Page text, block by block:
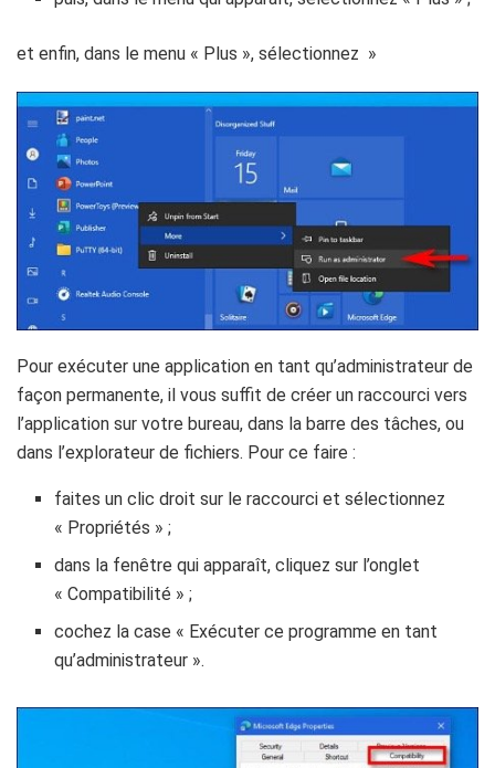
et enfin, dans le menu « Plus », sélectionnez »
Pour exécuter une application en tant qu’administrateur de
façon permanente, il vous suffit de créer un raccourci vers
l’application sur votre bureau, dans la barre des tâches, ou
dans l’explorateur de fichiers. Pour ce faire :
faites un clic droit sur le raccourci et sélectionnez
« Propriétés » ;
dans la fenêtre qui apparaît, cliquez sur l’onglet
« Compatibilité » ;
cochez la case « Exécuter ce programme en tant
qu’administrateur ».